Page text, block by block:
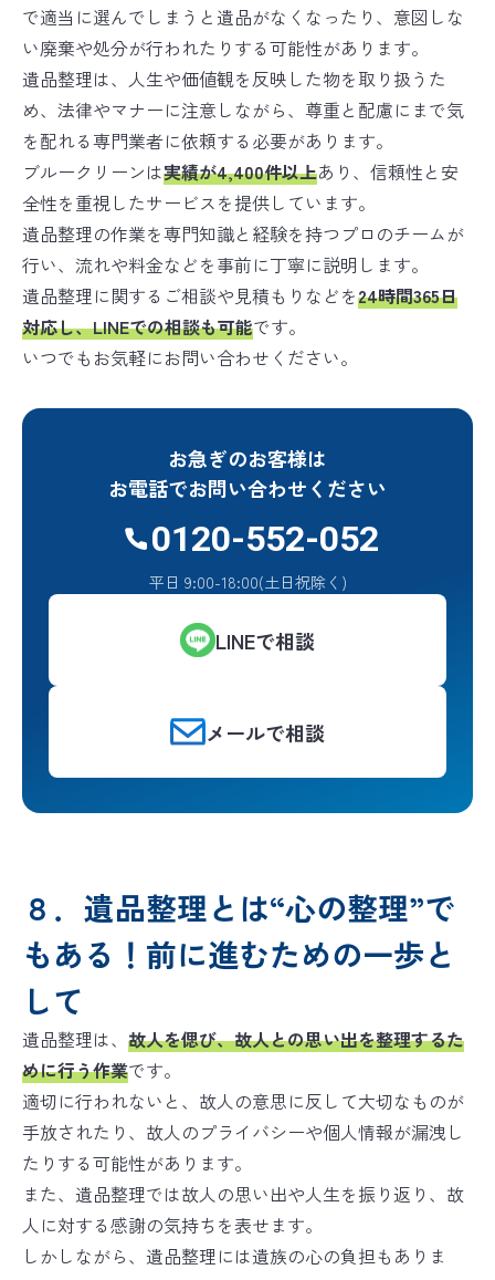
で適当に選んでしまうと遺品がなくなったり、意図しな
い廃棄や処分が行われたりする可能性があります。
遺品整理は、人生や価値観を反映した物を取り扱うた
め、法律やマナーに注意しながら、尊重と配慮にまで気
を配れる専門業者に依頼する必要があります。
ブルークリーンは実績が4,400件以上あり、信頼性と安
全性を重視したサービスを提供しています。
遺品整理の作業を専門知識と経験を持つプロのチームが
行い、流れや料金などを事前に丁寧に説明します。
遺品整理に関するご相談や見積もりなどを24時間365日
対応し、LINEでの相談も可能です。
いつでもお気軽にお問い合わせください。
お急ぎのお客様は
お電話でお問い合わせください
0120-552-052
平日 9:00-18:00(土日祝除く)
LINEで相談
メールで相談
８．遺品整理とは“心の整理”で
もある！前に進むための一歩と
して
遺品整理は、 故人を偲び、故人との思い出を整理するた
めに行う作業です。
適切に行われないと、故人の意思に反して大切なものが
手放されたり、故人のプライバシーや個人情報が漏洩し
たりする可能性があります。
また、遺品整理では故人の思い出や人生を振り返り、故
人に対する感謝の気持ちを表せます。
しかしながら、遺品整理には遺族の心の負担もありま
無料ダウンロード